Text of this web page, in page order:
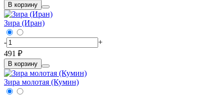
В корзину
Зира (Иран)
-
+
491 ₽
В корзину
Зира молотая (Кумин)